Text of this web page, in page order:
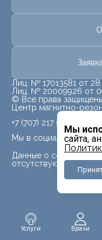
Услуги Врачи
Мы
сайта,
Лиц. № 17013581 от 28
Лиц. № 20009926 от
© Все права
Центр магнитно-
Мы в социальных сетях
Данные о социальных
отсутствуют
+7 (707) 217 5840